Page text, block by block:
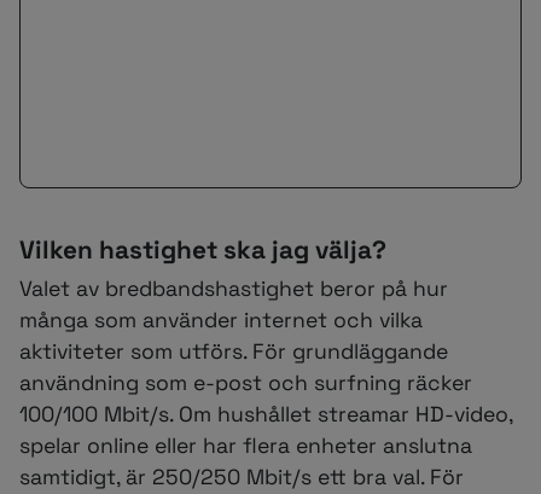
Vilken hastighet ska jag välja?
Valet av bredbandshastighet beror på hur
många som använder internet och vilka
aktiviteter som utförs. För grundläggande
användning som e-post och surfning räcker
100/100 Mbit/s. Om hushållet streamar HD-video,
spelar online eller har flera enheter anslutna
samtidigt, är 250/250 Mbit/s ett bra val. För